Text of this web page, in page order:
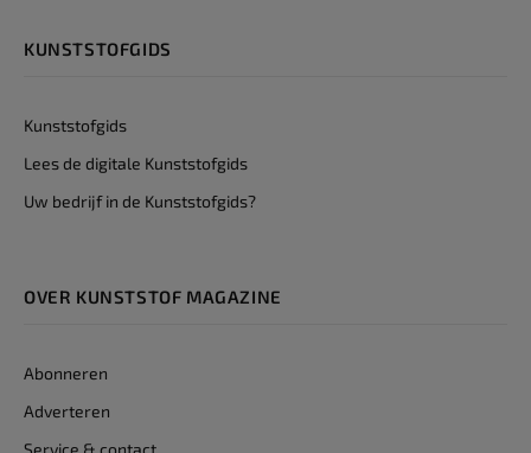
KUNSTSTOFGIDS
Kunststofgids
Lees de digitale Kunststofgids
Uw bedrijf in de Kunststofgids?
OVER KUNSTSTOF MAGAZINE
Abonneren
Adverteren